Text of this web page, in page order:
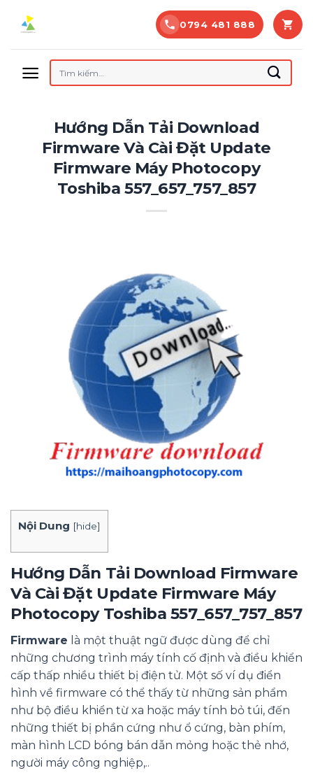
0794 481 888
Tìm
kiếm:
Hướng Dẫn Tải Download
Firmware Và Cài Đặt Update
Firmware Máy Photocopy
Toshiba 557_657_757_857
Nội Dung [hide]
Hướng Dẫn Tải Download Firmware
Và Cài Đặt Update Firmware Máy
Photocopy Toshiba 557_657_757_857
Firmware là một thuật ngữ được dùng để chỉ
những chương trình máy tính cố định và điều khiển
cấp thấp nhiều thiết bị điện tử. Một số ví dụ điển
hình về firmware có thể thấy từ những sản phẩm
như bộ điều khiển từ xa hoặc máy tính bỏ túi, đến
những thiết bị phần cứng như ổ cứng, bàn phím,
màn hình LCD bóng bán dẫn mỏng hoặc thẻ nhớ,
người máy công nghiệp,..